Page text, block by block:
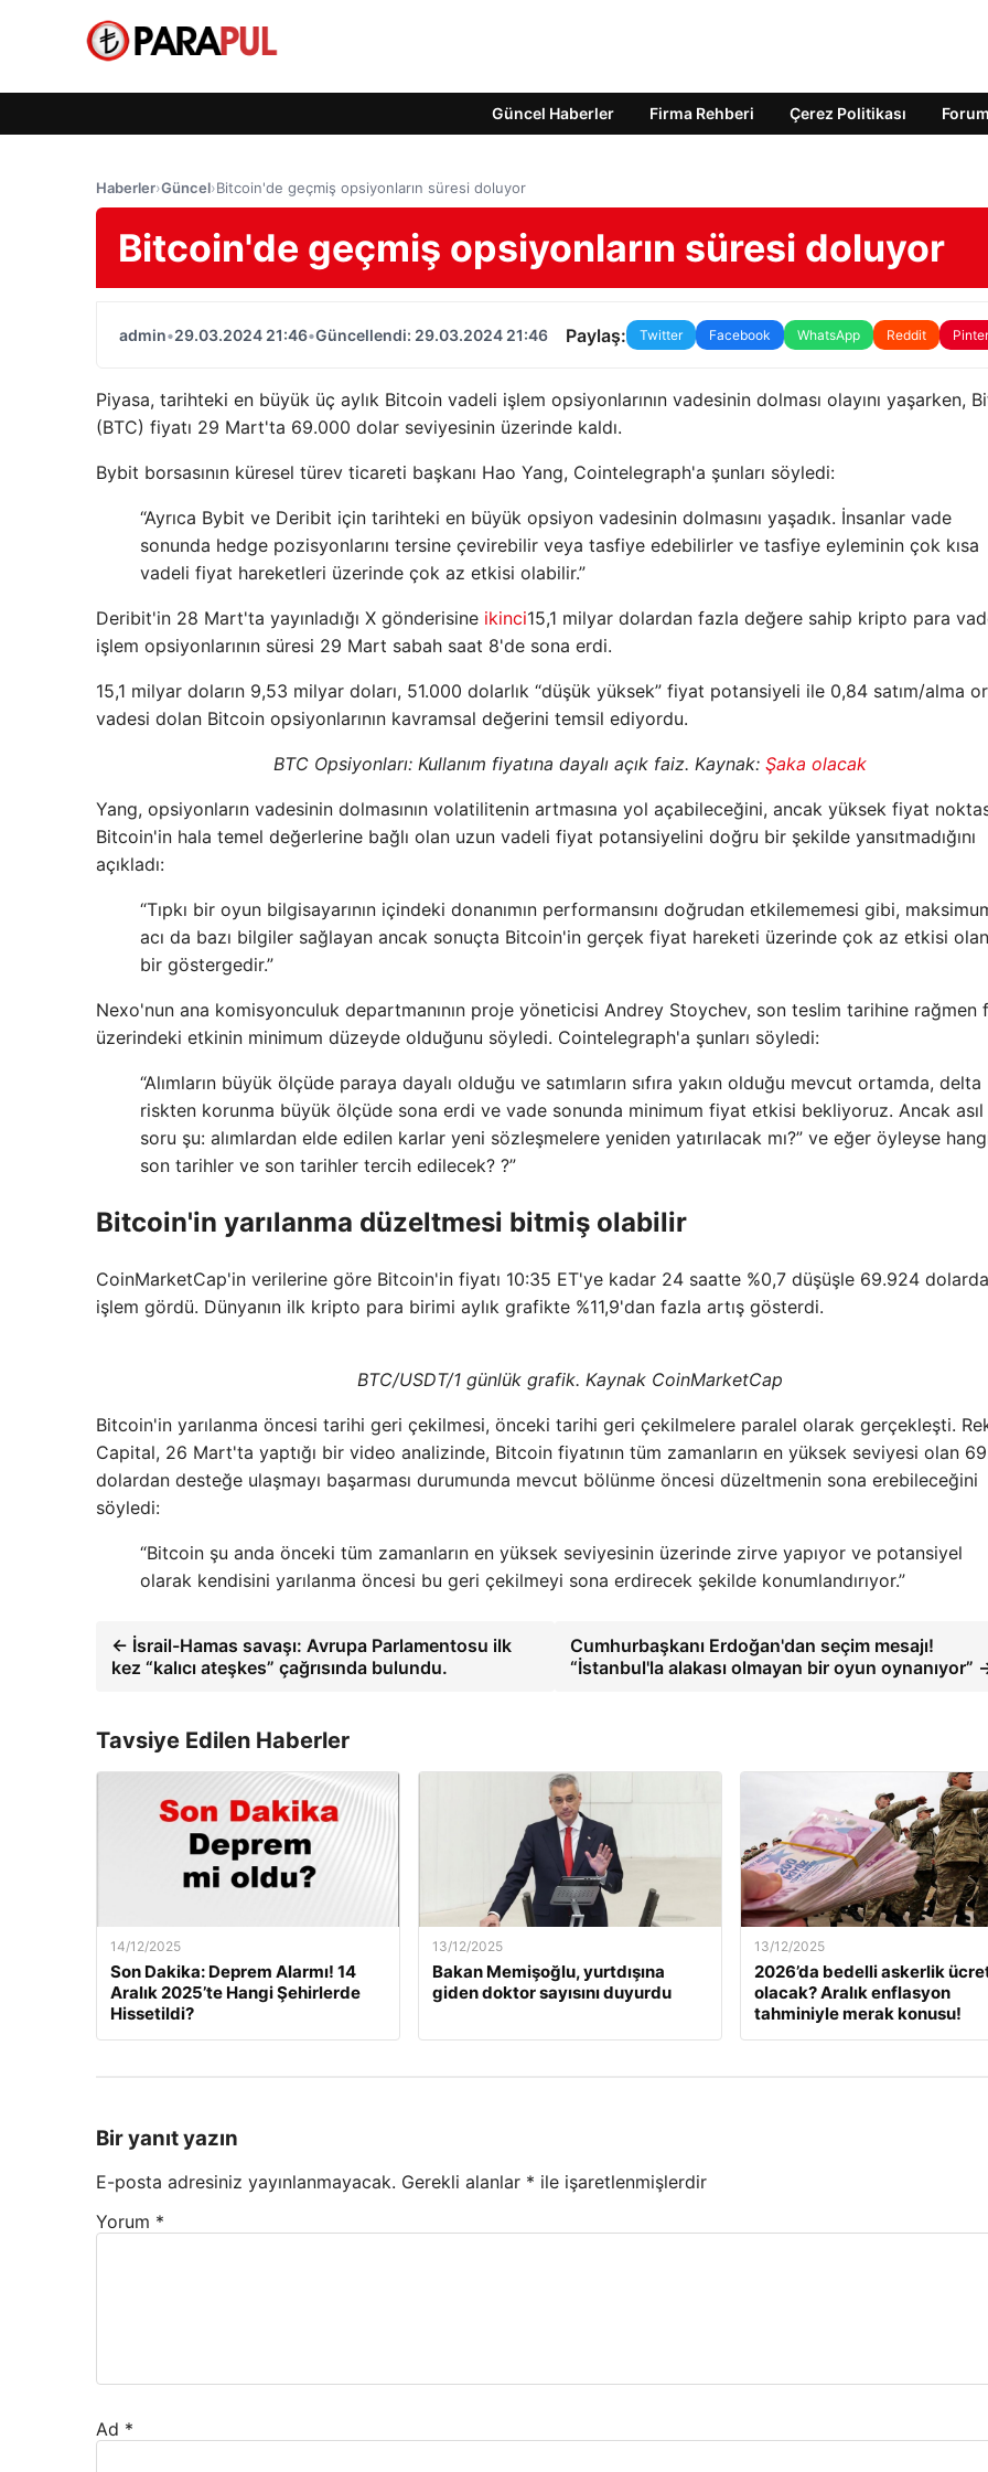
Güncel Haberler Firma Rehberi Çerez Politikası Forum
Haberler›Güncel›Bitcoin'de geçmiş opsiyonların süresi doluyor
Bitcoin'de geçmiş opsiyonların süresi doluyor
admin•29.03.2024 21:46•Güncellendi: 29.03.2024 21:46 Paylaş: Twitter Facebook WhatsApp Reddit
Piyasa, tarihteki en büyük üç aylık Bitcoin vadeli işlem opsiyonlarının vadesinin dolması olayını yaşarken,
(BTC) fiyatı 29 Mart'ta 69.000 dolar seviyesinin üzerinde kaldı.
Bybit borsasının küresel türev ticareti başkanı Hao Yang, Cointelegraph'a şunları söyledi:
“Ayrıca Bybit ve Deribit için tarihteki en büyük opsiyon vadesinin dolmasını yaşadık. İnsanlar vade
sonunda hedge pozisyonlarını tersine çevirebilir veya tasfiye edebilirler ve tasfiye eyleminin çok kısa
vadeli fiyat hareketleri üzerinde çok az etkisi olabilir.”
Deribit'in 28 Mart'ta yayınladığı X gönderisine ikinci15,1 milyar dolardan fazla değere sahip kripto para
işlem opsiyonlarının süresi 29 Mart sabah saat 8'de sona erdi.
15,1 milyar doların 9,53 milyar doları, 51.000 dolarlık “düşük yüksek” fiyat potansiyeli ile 0,84 satım/alma
vadesi dolan Bitcoin opsiyonlarının kavramsal değerini temsil ediyordu.
BTC Opsiyonları: Kullanım fiyatına dayalı açık faiz. Kaynak: Şaka olacak
Yang, opsiyonların vadesinin dolmasının volatilitenin artmasına yol açabileceğini, ancak yüksek fiyat
Bitcoin'in hala temel değerlerine bağlı olan uzun vadeli fiyat potansiyelini doğru bir şekilde yansıtmadığını
açıkladı:
“Tıpkı bir oyun bilgisayarının içindeki donanımın performansını doğrudan etkilememesi gibi,
acı da bazı bilgiler sağlayan ancak sonuçta Bitcoin'in gerçek fiyat hareketi üzerinde çok az etkisi olan
bir göstergedir.”
Nexo'nun ana komisyonculuk departmanının proje yöneticisi Andrey Stoychev, son teslim tarihine rağmen
üzerindeki etkinin minimum düzeyde olduğunu söyledi. Cointelegraph'a şunları söyledi:
“Alımların büyük ölçüde paraya dayalı olduğu ve satımların sıfıra yakın olduğu mevcut ortamda, delta
riskten korunma büyük ölçüde sona erdi ve vade sonunda minimum fiyat etkisi bekliyoruz. Ancak asıl
soru şu: alımlardan elde edilen karlar yeni sözleşmelere yeniden yatırılacak mı?” ve eğer öyleyse
son tarihler ve son tarihler tercih edilecek? ?”
Bitcoin'in yarılanma düzeltmesi bitmiş olabilir
CoinMarketCap'in verilerine göre Bitcoin'in fiyatı 10:35 ET'ye kadar 24 saatte %0,7 düşüşle 69.924
işlem gördü. Dünyanın ilk kripto para birimi aylık grafikte %11,9'dan fazla artış gösterdi.
BTC/USDT/1 günlük grafik. Kaynak CoinMarketCap
Bitcoin'in yarılanma öncesi tarihi geri çekilmesi, önceki tarihi geri çekilmelere paralel olarak gerçekleşti.
Capital, 26 Mart'ta yaptığı bir video analizinde, Bitcoin fiyatının tüm zamanların en yüksek seviyesi olan
dolardan desteğe ulaşmayı başarması durumunda mevcut bölünme öncesi düzeltmenin sona erebileceğini
söyledi:
“Bitcoin şu anda önceki tüm zamanların en yüksek seviyesinin üzerinde zirve yapıyor ve potansiyel
olarak kendisini yarılanma öncesi bu geri çekilmeyi sona erdirecek şekilde konumlandırıyor.”
← İsrail-Hamas savaşı: Avrupa Parlamentosu ilk
kez “kalıcı ateşkes” çağrısında bulundu.
Cumhurbaşkanı Erdoğan'dan seçim mesajı!
“İstanbul'la alakası olmayan bir oyun oynanıyor”
Tavsiye Edilen Haberler
14/12/2025
Son Dakika: Deprem Alarmı! 14
Aralık 2025’te Hangi Şehirlerde
Hissetildi?
13/12/2025
Bakan Memişoğlu, yurtdışına
giden doktor sayısını duyurdu
13/12/2025
2026’da bedelli askerlik
olacak? Aralık enflasyon
tahminiyle merak konusu!
Bir yanıt yazın
E-posta adresiniz yayınlanmayacak. Gerekli alanlar * ile işaretlenmişlerdir
Yorum *
Ad *